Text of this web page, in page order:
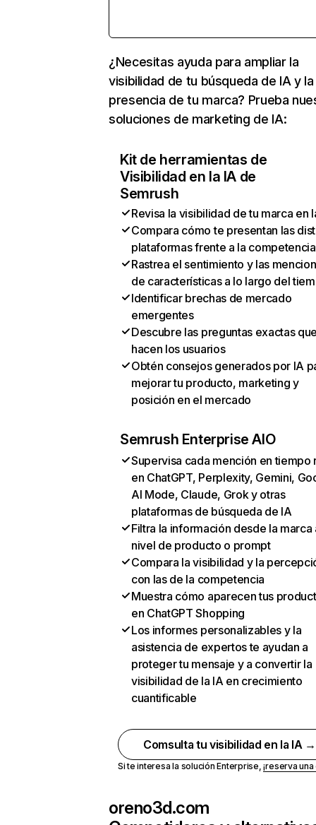
¿Necesitas ayuda para ampliar la
visibilidad de tu búsqueda de IA y la
presencia de tu marca? Prueba
soluciones de marketing de IA:
Kit de herramientas de
Visibilidad en la IA de
Semrush
Revisa la visibilidad de tu marca en
Compara cómo te presentan las
plataformas frente a la competencia
Rastrea el sentimiento y las
de características a lo largo del
Identificar brechas de mercado
emergentes
Descubre las preguntas exactas
hacen los usuarios
Obtén consejos generados por IA
mejorar tu producto, marketing y
posición en el mercado
Semrush Enterprise AIO
Supervisa cada mención en tiempo
en ChatGPT, Perplexity, Gemini,
AI Mode, Claude, Grok y otras
plataformas de búsqueda de IA
Filtra la información desde la marca
nivel de producto o prompt
Compara la visibilidad y la
con las de la competencia
Muestra cómo aparecen tus
en ChatGPT Shopping
Los informes personalizables y la
asistencia de expertos te ayudan a
proteger tu mensaje y a convertir la
visibilidad de la IA en crecimiento
cuantificable
Comsulta tu visibilidad en la IA →
Si te interesa la solución Enterprise,¡reserva
oreno3d.com